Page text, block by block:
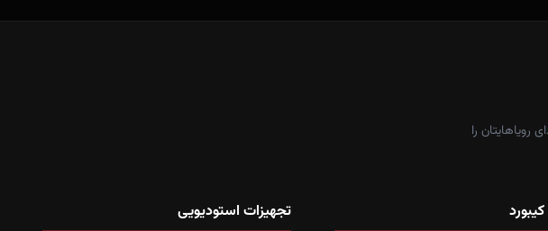
را
کیبورد تجهیزات استودیویی